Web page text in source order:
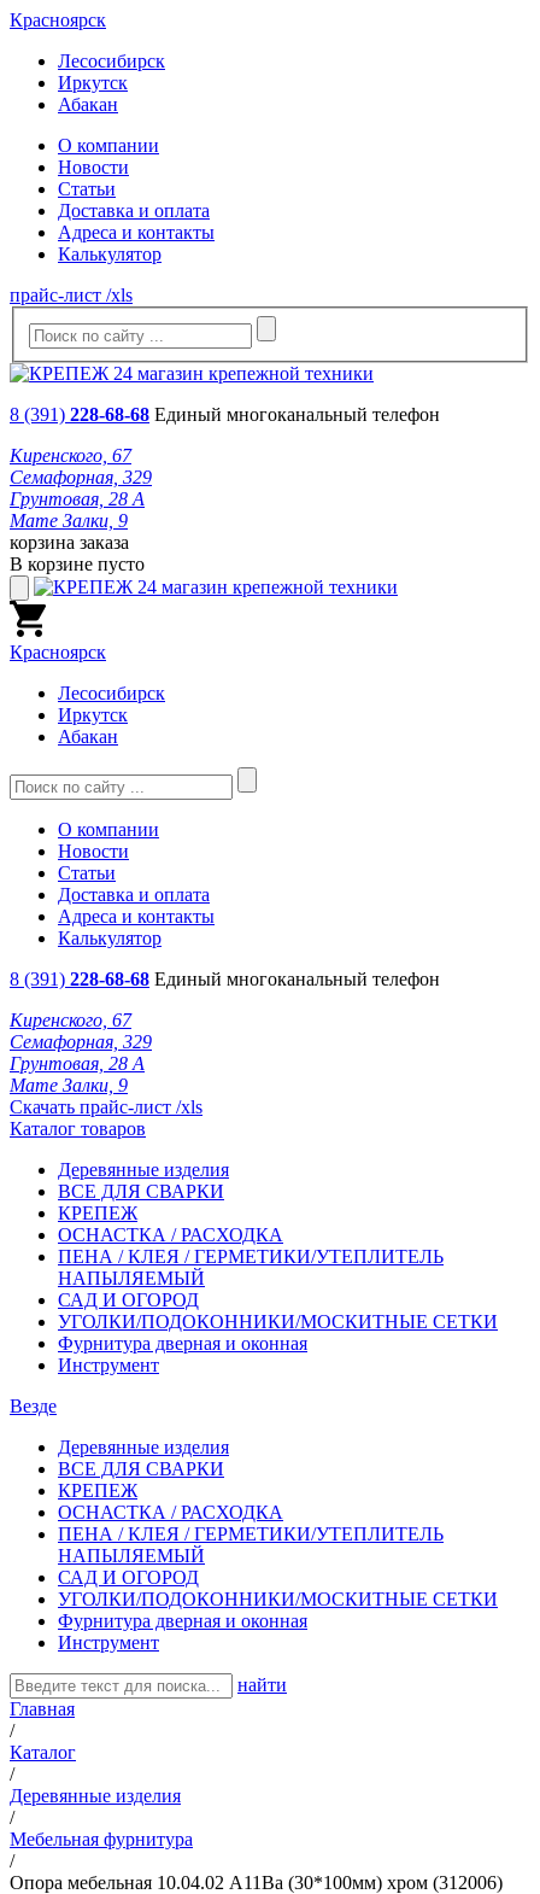
Красноярск
Лесосибирск
Иркутск
Абакан
О компании
Новости
Статьи
Доставка и оплата
Адреса и контакты
Калькулятор
прайс-лист /xls
8 (391) 228-68-68 Единый многоканальный телефон
Киренского, 67
Семафорная, 329
Грунтовая, 28 А
Мате Залки, 9
корзина заказа
В корзине пусто
Красноярск
Лесосибирск
Иркутск
Абакан
О компании
Новости
Статьи
Доставка и оплата
Адреса и контакты
Калькулятор
8 (391) 228-68-68 Единый многоканальный телефон
Киренского, 67
Семафорная, 329
Грунтовая, 28 А
Мате Залки, 9
Скачать прайс-лист /xls
Каталог товаров
Деревянные изделия
ВСЕ ДЛЯ СВАРКИ
КРЕПЕЖ
ОСНАСТКА / РАСХОДКА
ПЕНА / КЛЕЯ / ГЕРМЕТИКИ/УТЕПЛИТЕЛЬ
НАПЫЛЯЕМЫЙ
САД И ОГОРОД
УГОЛКИ/ПОДОКОННИКИ/МОСКИТНЫЕ СЕТКИ
Фурнитура дверная и оконная
Инструмент
Везде
Деревянные изделия
ВСЕ ДЛЯ СВАРКИ
КРЕПЕЖ
ОСНАСТКА / РАСХОДКА
ПЕНА / КЛЕЯ / ГЕРМЕТИКИ/УТЕПЛИТЕЛЬ
НАПЫЛЯЕМЫЙ
САД И ОГОРОД
УГОЛКИ/ПОДОКОННИКИ/МОСКИТНЫЕ СЕТКИ
Фурнитура дверная и оконная
Инструмент
найти
Главная
/
Каталог
/
Деревянные изделия
/
Мебельная фурнитура
/
Опора мебельная 10.04.02 A11Ba (30*100мм) хром (312006)